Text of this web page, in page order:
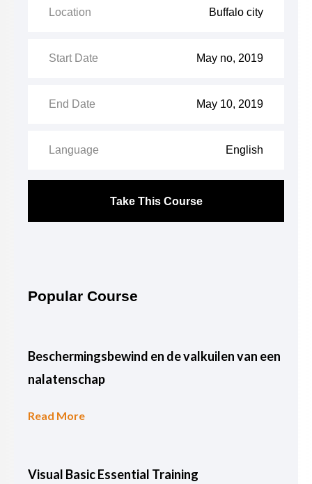
Location Buffalo city
Start Date May no, 2019
End Date May 10, 2019
Language English
Take This Course
Popular Course
Beschermingsbewind en de valkuilen van een
nalatenschap
Read More
Visual Basic Essential Training